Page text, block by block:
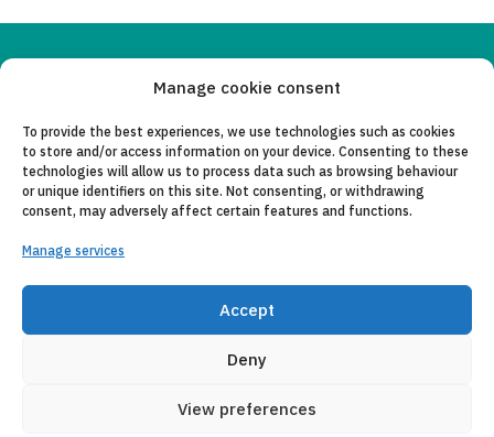
Manage cookie consent
To provide the best experiences, we use technologies such as cookies
to store and/or access information on your device. Consenting to these
technologies will allow us to process data such as browsing behaviour
or unique identifiers on this site. Not consenting, or withdrawing
consent, may adversely affect certain features and functions.
Manage services
Accept
Deny
View preferences
LEGAL NOTICE
PRIVACY POLICY
COLLABORATING ENTITIES
E-MAIL